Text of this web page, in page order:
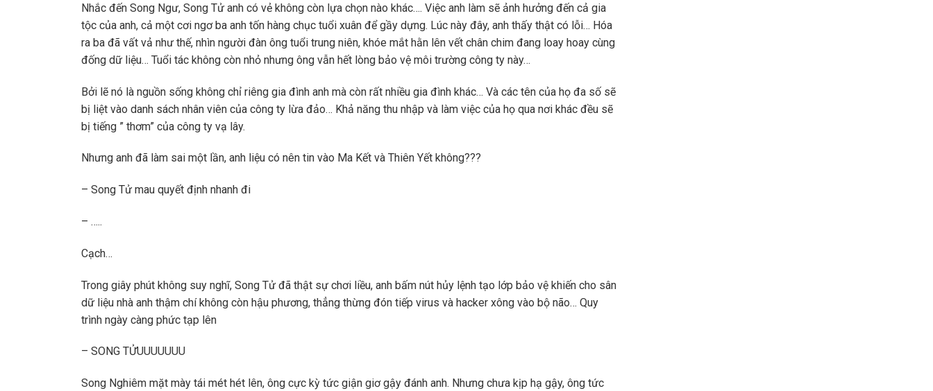
Nhắc đến Song Ngư, Song Tử anh có vẻ không còn lựa chọn nào khác…. Việc anh làm sẽ ảnh hưởng đến cả gia
tộc của anh, cả một cơi ngơ ba anh tốn hàng chục tuổi xuân để gầy dựng. Lúc này đây, anh thấy thật có lỗi… Hóa
ra ba đã vất vả như thế, nhìn người đàn ông tuổi trung niên, khóe mắt hằn lên vết chân chim đang loay hoay cùng
đống dữ liệu… Tuổi tác không còn nhỏ nhưng ông vẫn hết lòng bảo vệ môi trường công ty này…
Bởi lẽ nó là nguồn sống không chỉ riêng gia đình anh mà còn rất nhiều gia đình khác… Và các tên của họ đa số sẽ
bị liệt vào danh sách nhân viên của công ty lừa đảo… Khả năng thu nhập và làm việc của họ qua nơi khác đều sẽ
bị tiếng ” thơm” của công ty vạ lây.
Nhưng anh đã làm sai một lần, anh liệu có nên tin vào Ma Kết và Thiên Yết không???
– Song Tử mau quyết định nhanh đi
– …..
Cạch…
Trong giây phút không suy nghĩ, Song Tử đã thật sự chơi liều, anh bấm nút hủy lệnh tạo lớp bảo vệ khiến cho sân
dữ liệu nhà anh thậm chí không còn hậu phương, thẳng thừng đón tiếp virus và hacker xông vào bộ não… Quy
trình ngày càng phức tạp lên
– SONG TỬUUUUUUU
Song Nghiêm mặt mày tái mét hét lên, ông cực kỳ tức giận giơ gậy đánh anh. Nhưng chưa kịp hạ gậy, ông tức